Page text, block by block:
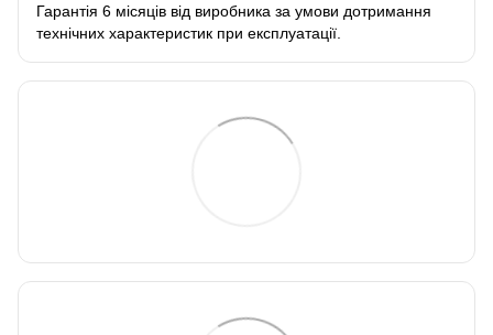
Гарантія 6 місяців від виробника за умови дотримання
технічних характеристик при експлуатації.